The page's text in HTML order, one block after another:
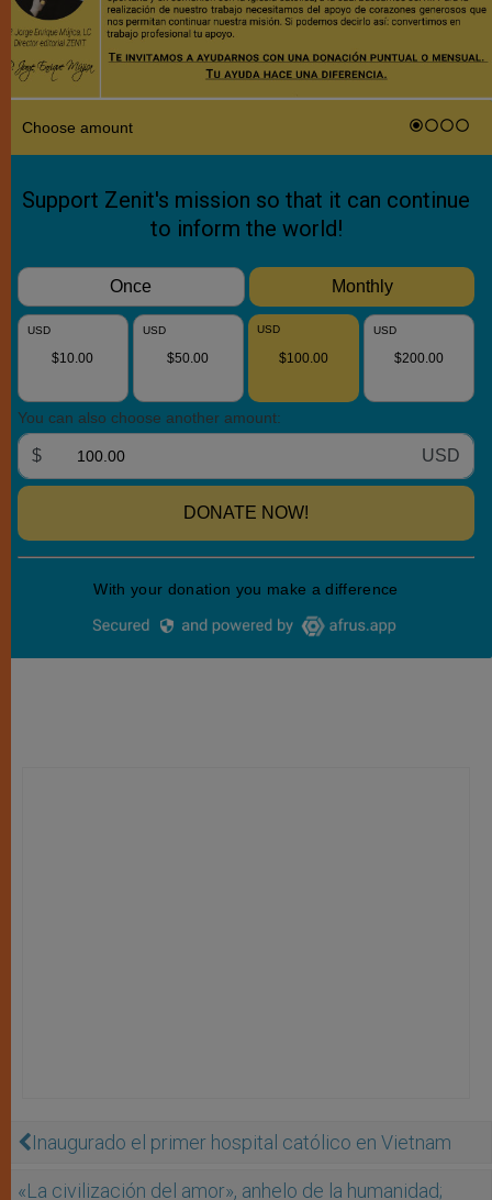
Inaugurado el primer hospital católico en Vietnam
«La civilización del amor», anhelo de la humanidad;